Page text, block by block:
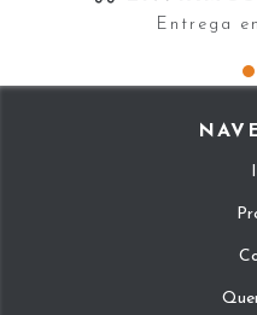
Entrega